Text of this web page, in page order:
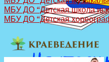
МБУ ДО “Детская школа
МБУ ДО “Детская